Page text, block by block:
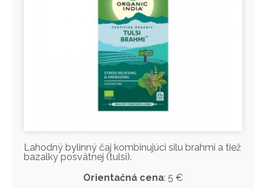
Lahodný bylinný čaj kombinujúci silu brahmi a tiež
bazalky posvätnej (tulsi).
Orientačná cena: 5 €